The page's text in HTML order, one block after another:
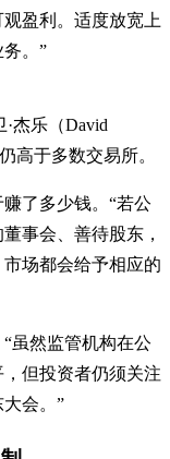
盈利。适度放宽上
。”
杰乐（David
高于多数交易所。
了多少钱。“若公
事会、善待股东，
场都会给予相应的
虽然监管机构在公
但投资者仍须关注
会。”